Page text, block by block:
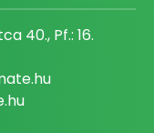
40., Pf.: 16.